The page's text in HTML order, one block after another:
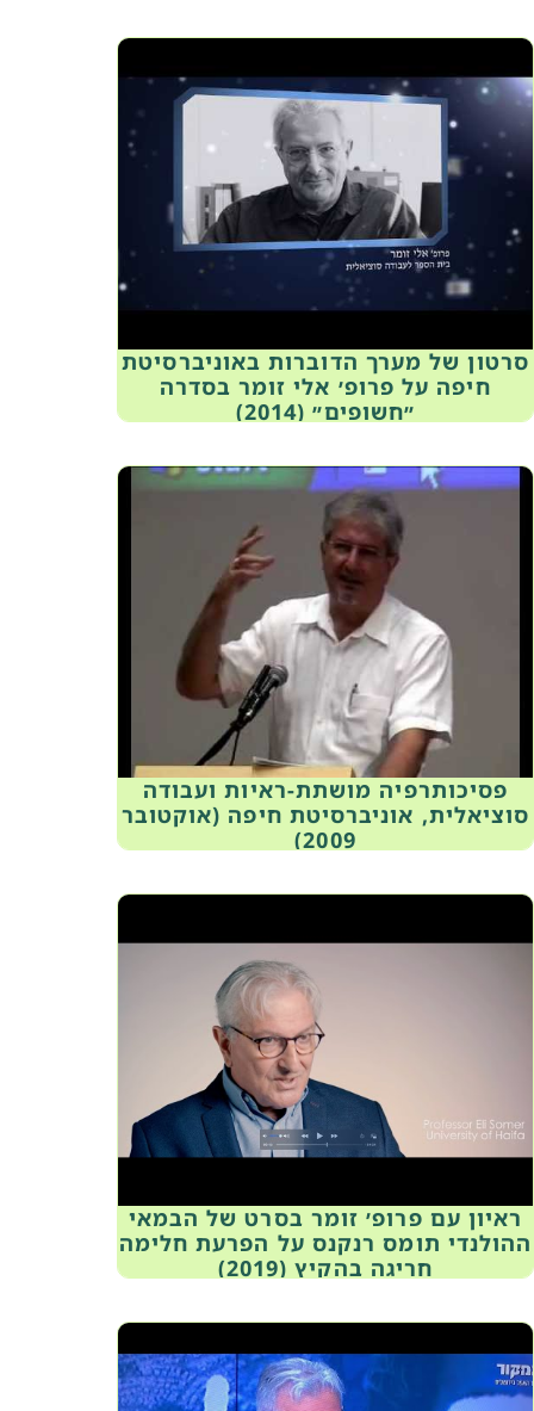
סרטון של מערך הדוברות באוניברסיטת
חיפה על פרופ׳ אלי זומר בסדרה
״חשופים״ (2014)
פסיכותרפיה מושתת-ראיות ועבודה
סוציאלית, אוניברסיטת חיפה (אוקטובר
2009)
ראיון עם פרופ׳ זומר בסרט של הבמאי
ההולנדי תומס רנקנס על הפרעת חלימה
חריגה בהקיץ (2019)